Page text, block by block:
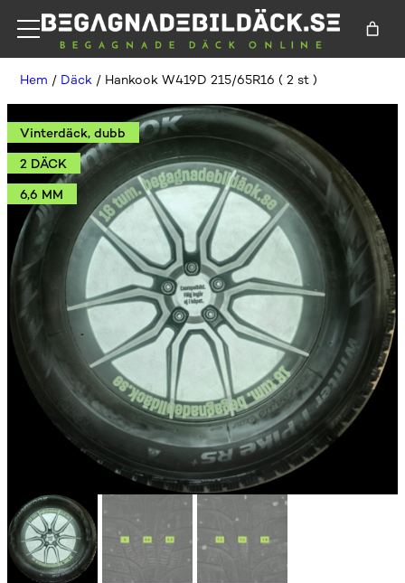
Hem / Däck / Hankook W419D 215/65R16 ( 2 st )
Vinterdäck, dubb
2 DÄCK
6,6 MM